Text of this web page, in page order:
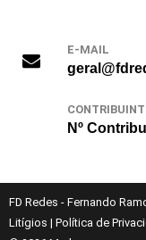
E-MAIL
Nº
FD Redes - Fernando
Litígios | Política de